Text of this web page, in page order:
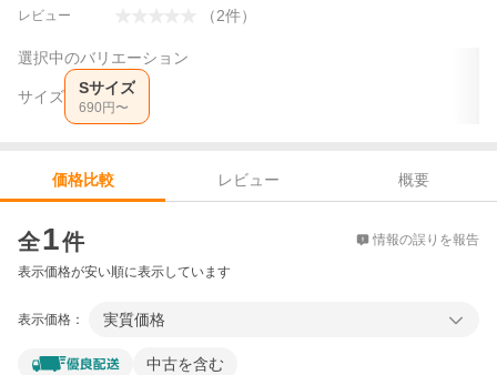
レビュー （2件）
選択中のバリエーション
サイズ Sサイズ
690 円〜
価格比較 レビュー
概要
全1件 情報の誤りを報告
表示価格が安い順に表示しています
表示価格： 実質価格
中古を含む